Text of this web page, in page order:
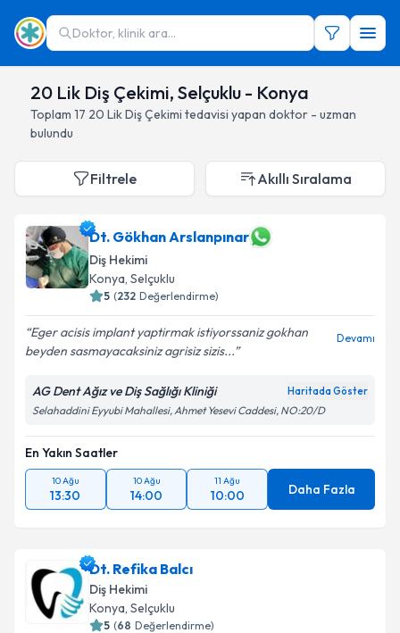
Doktor, klinik ara...
20 Lik Diş Çekimi, Selçuklu - Konya
Toplam 17 20 Lik Diş Çekimi tedavisi yapan doktor - uzman
bulundu
Filtrele Akıllı Sıralama
Dt. Gökhan Arslanpınar
Diş Hekimi
Konya, Selçuklu
5 (232 Değerlendirme)
Eger acisis implant yaptirmak istiyorssaniz gokhan
beyden sasmayacaksiniz agrisiz sizis...
Devamı
AG Dent Ağız ve Diş Sağlığı Kliniği Haritada Göster
Selahaddini Eyyubi Mahallesi, Ahmet Yesevi Caddesi, NO:20/D
En Yakın Saatler
10 Ağu
13:30
10 Ağu
14:00
11 Ağu
10:00 Daha Fazla
Dt. Refika Balcı
Diş Hekimi
Konya, Selçuklu
5 (68 Değerlendirme)